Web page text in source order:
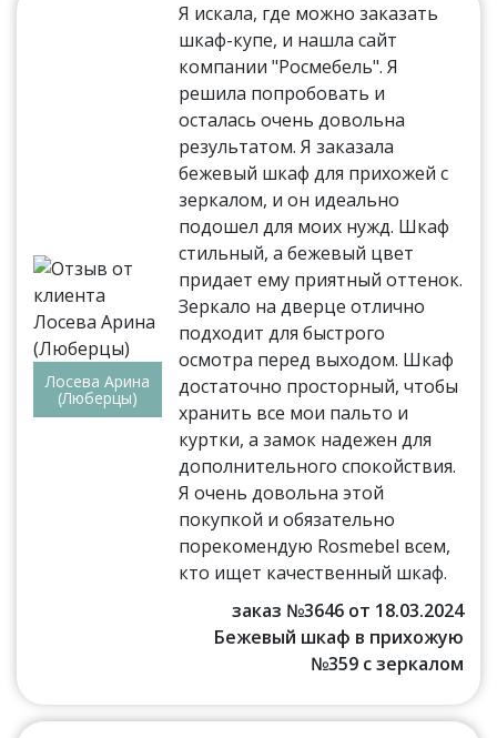
Лосева Арина
(Люберцы)
Я искала, где можно заказать
шкаф-купе, и нашла сайт
компании "Росмебель". Я
решила попробовать и
осталась очень довольна
результатом. Я заказала
бежевый шкаф для прихожей с
зеркалом, и он идеально
подошел для моих нужд. Шкаф
стильный, а бежевый цвет
придает ему приятный оттенок.
Зеркало на дверце отлично
подходит для быстрого
осмотра перед выходом. Шкаф
достаточно просторный, чтобы
хранить все мои пальто и
куртки, а замок надежен для
дополнительного спокойствия.
Я очень довольна этой
покупкой и обязательно
порекомендую Rosmebel всем,
кто ищет качественный шкаф.
заказ №3646 от 18.03.2024
Бежевый шкаф в прихожую
№359 с зеркалом